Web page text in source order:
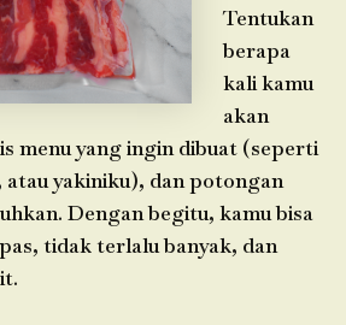
Tentukan
berapa
kali kamu
akan
menu yang ingin dibuat (seperti
atau yakiniku), dan potongan
Dengan begitu, kamu bisa
tidak terlalu banyak, dan